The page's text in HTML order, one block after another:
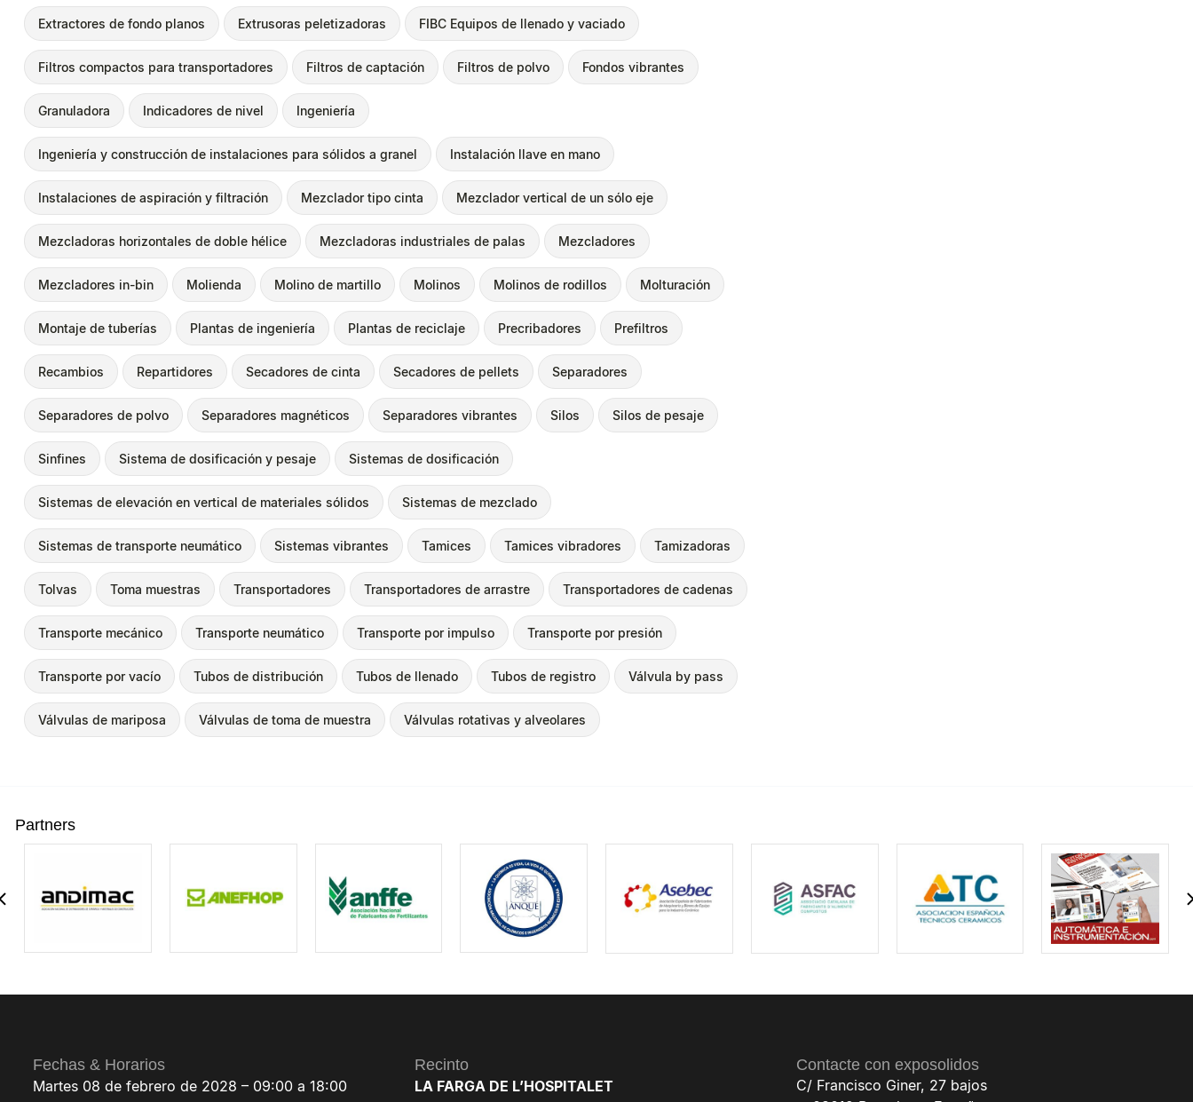
Extractores de fondo planos Extrusoras peletizadoras FIBC Equipos de llenado y vaciado
Filtros compactos para transportadores Filtros de captación Filtros de polvo Fondos vibrantes
Granuladora Indicadores de nivel Ingeniería
Ingeniería y construcción de instalaciones para sólidos a granel Instalación llave en mano
Instalaciones de aspiración y filtración Mezclador tipo cinta Mezclador vertical de un sólo eje
Mezcladoras horizontales de doble hélice Mezcladoras industriales de palas Mezcladores
Mezcladores in-bin Molienda Molino de martillo Molinos Molinos de rodillos Molturación
Montaje de tuberías Plantas de ingeniería Plantas de reciclaje Precribadores Prefiltros
Recambios Repartidores Secadores de cinta Secadores de pellets Separadores
Separadores de polvo Separadores magnéticos Separadores vibrantes Silos Silos de pesaje
Sinfines Sistema de dosificación y pesaje Sistemas de dosificación
Sistemas de elevación en vertical de materiales sólidos Sistemas de mezclado
Sistemas de transporte neumático Sistemas vibrantes Tamices Tamices vibradores Tamizadoras
Tolvas Toma muestras Transportadores Transportadores de arrastre Transportadores de cadenas
Transporte mecánico Transporte neumático Transporte por impulso Transporte por presión
Transporte por vacío Tubos de distribución Tubos de llenado Tubos de registro Válvula by pass
Válvulas de mariposa Válvulas de toma de muestra Válvulas rotativas y alveolares
Partners
Fechas & Horarios
Martes 08 de febrero de 2028 – 09:00 a 18:00
Recinto
LA FARGA DE L’HOSPITALET
Contacte con exposolidos
C/ Francisco Giner, 27 bajos